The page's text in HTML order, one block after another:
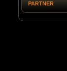
PARTNER